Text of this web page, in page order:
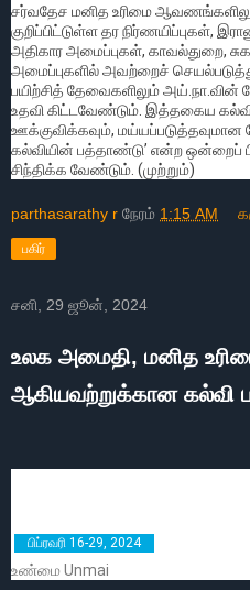
சர்வதேச மனித உரிமை
குறிப்பிட்டுள்ள தர நிர்ணயிப்புகள்,
அதிகார அமைப்புகள், காவல்துறை,
அமைப்புகளில் அவற்றைச்
பயிற்சித் தேவைகளிலும்
உதவி கிட்டவேண்டும். இத்தகைய
ஊக்குவிக்கவும், மய்யப்படுத்தவுமான
கல்வியின் பத்தாண்டு’ என்ற ஒன்றைப்
சிந்திக்க வேண்டும். (முற்றும்)
parthasarathy r நேரம் 1:15 AM
பகிர்
சனி, 29 ஜூன், 2024
உலக அமைதி, மனித
ஆகியவற்றுக்கான கல்வி
பிப்ரவரி 16-29, 2024
உண்மை Unmai